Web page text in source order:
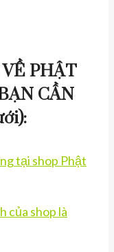
PHẬT
CẦN
tại shop Phật
của shop là